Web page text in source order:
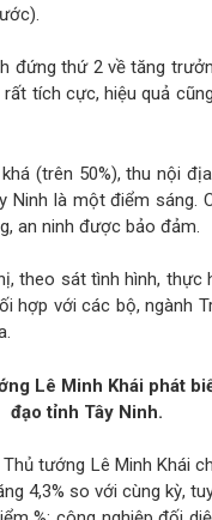
đứng thứ 2 về tăng
tích cực, hiệu quả
(trên 50%), thu nội
là một điểm sáng.
an ninh được bảo đảm.
theo sát tình hình, thực
hợp với các bộ, ngành
Lê Minh Khái phát
đạo tỉnh Tây Ninh.
tướng Lê Minh Khái
4,3% so với cùng kỳ,